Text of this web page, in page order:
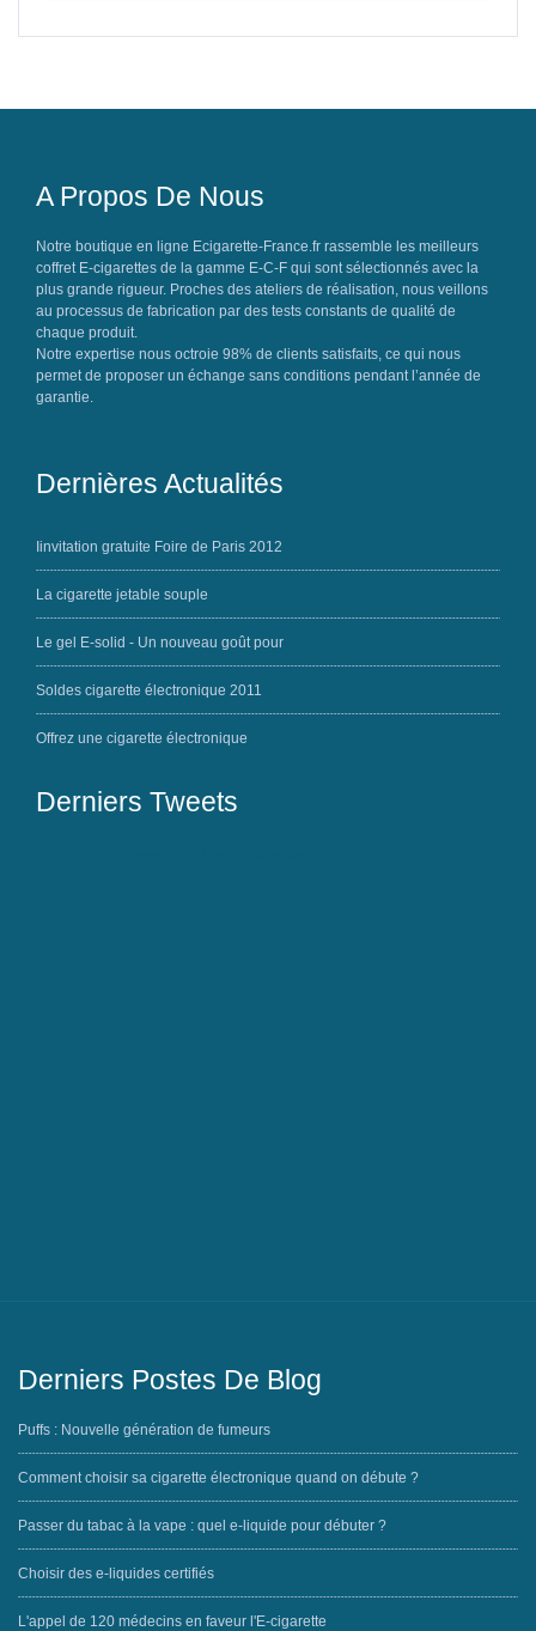
A Propos De Nous
Notre boutique en ligne Ecigarette-France.fr rassemble les meilleurs
coffret E-cigarettes de la gamme E-C-F qui sont sélectionnés avec la
plus grande rigueur. Proches des ateliers de réalisation, nous veillons
au processus de fabrication par des tests constants de qualité de
chaque produit.
Notre expertise nous octroie 98% de clients satisfaits, ce qui nous
permet de proposer un échange sans conditions pendant l’année de
garantie.
Dernières Actualités
Iinvitation gratuite Foire de Paris 2012
La cigarette jetable souple
Le gel E-solid - Un nouveau goût pour
Soldes cigarette électronique 2011
Offrez une cigarette électronique
Derniers Tweets
Derniers Postes De Blog
Puffs : Nouvelle génération de fumeurs
Comment choisir sa cigarette électronique quand on débute ?
Passer du tabac à la vape : quel e-liquide pour débuter ?
Choisir des e-liquides certifiés
L'appel de 120 médecins en faveur l'E-cigarette